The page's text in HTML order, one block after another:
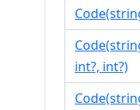
int?, int?)